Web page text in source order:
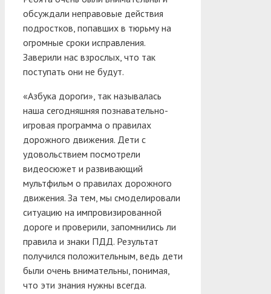
обсуждали неправовые действия
подростков, попавших в тюрьму на
огромные сроки исправления.
Заверили нас взрослых, что так
поступать они не будут.
«Азбука дороги», так называлась
наша сегодняшняя познавательно-
игровая программа о правилах
дорожного движения. Дети с
удовольствием посмотрели
видеосюжет и развивающий
мультфильм о правилах дорожного
движения. За тем, мы смоделировали
ситуацию на импровизированной
дороге и проверили, запомнились ли
правила и знаки ПДД. Результат
получился положительным, ведь дети
были очень внимательны, понимая,
что эти знания нужны всегда.